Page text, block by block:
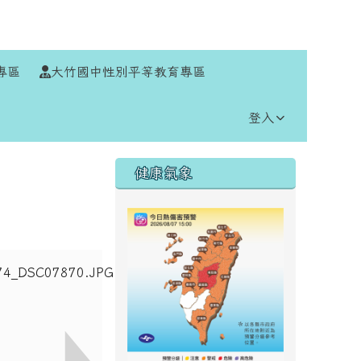
區 大竹國中性別平等教育專區
登入
右邊區域內容
健康氣象